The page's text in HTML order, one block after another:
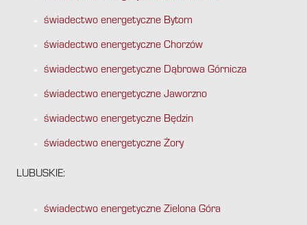
świadectwo energetyczne Bytom
świadectwo energetyczne Chorzów
świadectwo energetyczne Dąbrowa Górnicza
świadectwo energetyczne Jaworzno
świadectwo energetyczne Będzin
świadectwo energetyczne Żory
LUBUSKIE:
świadectwo energetyczne Zielona Góra